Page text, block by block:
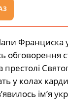
Франциска
обговорення
престолі
у колах
ім’я